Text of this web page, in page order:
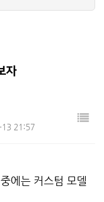
자
13 21:57
에는 커스텀 모델